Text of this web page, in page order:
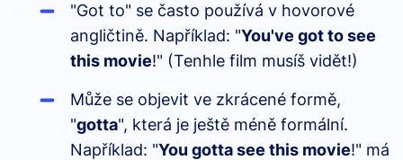
"Got to" se často používá v hovorové
angličtině. Například: "You've got to see
this movie!" (Tenhle film musíš vidět!)
Může se objevit ve zkrácené formě,
"gotta", která je ještě méně formální.
Například: "You gotta see this movie!" má